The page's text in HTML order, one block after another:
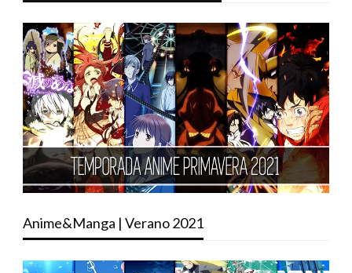
Anime&Manga | Verano 2021